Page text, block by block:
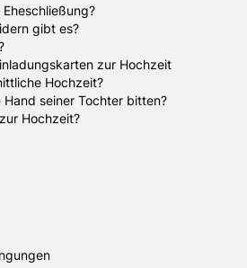
gibt es?
zur Hochzeit
Hochzeit?
seiner Tochter bitten?
Hochzeit?